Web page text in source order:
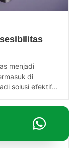
menjadi
di
solusi efektif...